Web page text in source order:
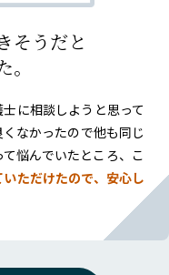
そうだと
に相談しようと思って
なかったので他も同じ
悩んでいたところ、こ
ただけたので、安心し